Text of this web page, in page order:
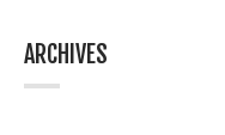
ARCHIVES